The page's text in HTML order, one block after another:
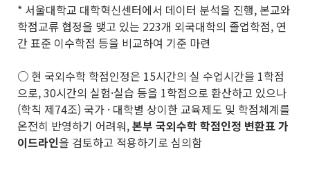
* 서울대학교 대학혁신센터에서 데이터 분석을 진행, 본교와
학점교류 협정을 맺고 있는 223개 외국대학의 졸업학점, 연
간 표준 이수학점 등을 비교하여 기준 마련
○ 현 국외수학 학점인정은 15시간의 실 수업시간을 1학점
으로, 30시간의 실험·실습 등을 1학점으로 환산하고 있으나
(학칙 제74조) 국가 · 대학별 상이한 교육제도 및 학점체계를
온전히 반영하기 어려워,본부 국외수학 학점인정 변환표 가
이드라인을 검토하고 적용하기로 심의함